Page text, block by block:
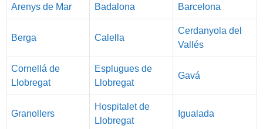
Arenys de Mar Badalona Barcelona
Berga Calella
Cerdanyola del
Vallés
Cornellá de
Llobregat
Esplugues de
Llobregat
Gavá
Granollers
Hospitalet de
Llobregat
Igualada